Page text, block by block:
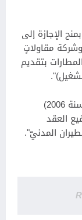
الإجازة إلى
مقاولاتٍ
بتقديم
وأشارت، إلى أنَّ "قانون الاستثمار رقم (13 لسنة 2006)
العقد
المدنيّ".